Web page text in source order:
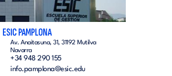
ESIC PAMPLONA
Av. Anaitasuna, 31, 31192 Mutilva
Navarra
+34 948 290 155
info.pamplona@esic.edu